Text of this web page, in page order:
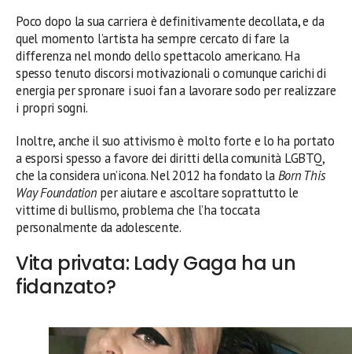
Poco dopo la sua carriera è definitivamente decollata, e da
quel momento l’artista ha sempre cercato di fare la
differenza nel mondo dello spettacolo americano. Ha
spesso tenuto discorsi motivazionali o comunque carichi di
energia per spronare i suoi fan a lavorare sodo per realizzare
i propri sogni.
Inoltre, anche il suo attivismo è molto forte e lo ha portato
a esporsi spesso a favore dei diritti della comunità LGBTQ,
che la considera un’icona. Nel 2012 ha fondato laBorn This
Way Foundation per aiutare e ascoltare soprattutto le
vittime di bullismo, problema che l’ha toccata
personalmente da adolescente.
Vita privata: Lady Gaga ha un
fidanzato?